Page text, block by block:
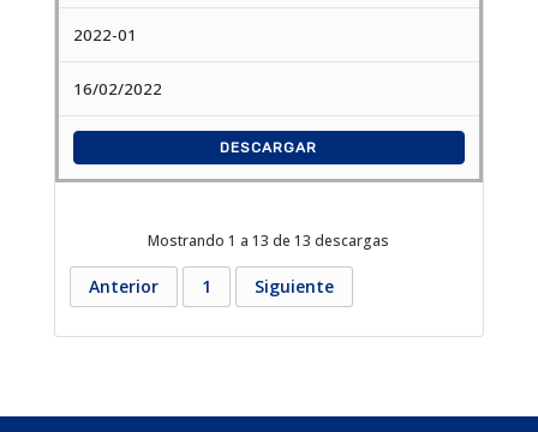
2022-01
16/02/2022
DESCARGAR
Mostrando 1 a 13 de 13 descargas
Anterior 1 Siguiente